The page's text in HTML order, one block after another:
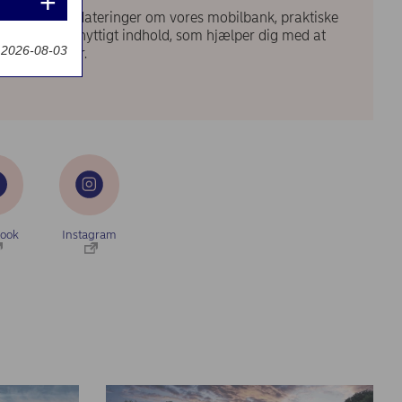
opdateringer om vores mobilbank, praktiske
andet nyttigt indhold, som hjælper dig med at
beslutninger.
Instagram
08-03